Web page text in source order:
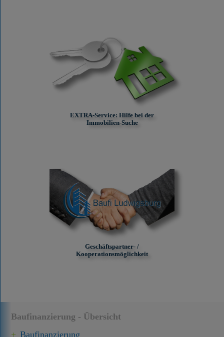
Baufinanzierung - Übersicht
Baufinanzierung
EXTRA-Service: Hilfe bei der
Immobilien-Suche
Geschäftspartner- /
Kooperationsmöglichkeit